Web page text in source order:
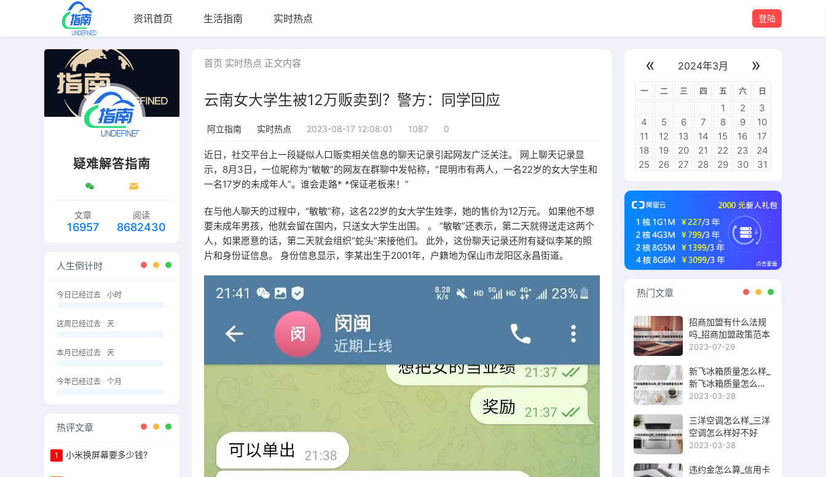
资讯首页 生活指南 实时热点 登陆
疑难解答指南
文章
16957
阅读
8682430
人生倒计时
今日已经过去 小时
这周已经过去 天
本月已经过去 天
今年已经过去 个月
热评文章
1 小米换屏幕要多少钱?
首页 实时热点 正文内容
云南女大学生被12万贩卖到？警方：同学回应
阿立指南 实时热点 2023-08-17 12:08:01 1087 0
近日，社交平台上一段疑似人口贩卖相关信息的聊天记录引起网友广泛关注。 网上聊天记录显
示，8月3日，一位昵称为“敏敏”的网友在群聊中发帖称，“昆明市有两人，一名22岁的女大学生和
一名17岁的未成年人”。谁会走路* *保证老板来！”
在与他人聊天的过程中，“敏敏”称，这名22岁的女大学生姓李，她的售价为12万元。 如果他不想
要未成年男孩，他就会留在国内，只送女大学生出国。 。 “敏敏”还表示，第二天就得送走这两个
人，如果愿意的话，第二天就会组织“蛇头”来接他们。 此外，这份聊天记录还附有疑似李某的照
片和身份证信息。 身份信息显示，李某出生于2001年，户籍地为保山市龙阳区永昌街道。
« 2024年3月 »
一 二 三 四 五 六 日
1 2
3
4
5 6 7 8 9
10
11
12 13 14 15 16
17
18
19 20 21 22 23
24
25
26 27 28 29 30 31
热门文章
招商加盟有什么法规
吗_招商加盟政策范本
2023-07-29
新飞冰箱质量怎么样_
新飞冰箱质量怎么样
好不好
2023-03-28
三洋空调怎么样_三洋
空调怎么样好不好
2023-03-28
违约金怎么算_信用卡